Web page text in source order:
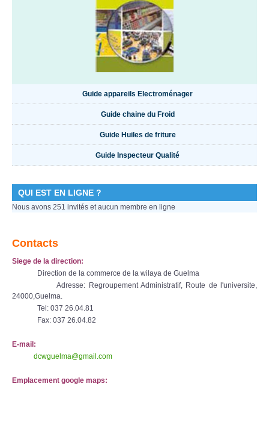
Guide appareils Electroménager
Guide chaine du Froid
Guide Huiles de friture
Guide Inspecteur Qualité
QUI EST EN LIGNE ?
Nous avons 251 invités et aucun membre en ligne
Contacts
Siege de la direction:
Direction de la commerce de la wilaya de Guelma
Adresse: Regroupement Administratif, Route de l'universite,
24000,Guelma.
Tel: 037 26.04.81
Fax: 037 26.04.82
E-mail:
dcwguelma@gmail.com
Emplacement google maps: